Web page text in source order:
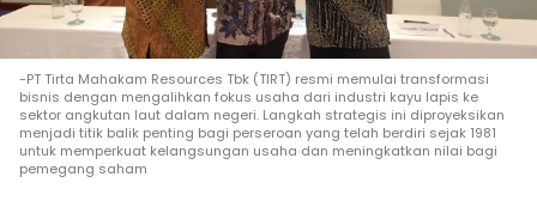
-PT Tirta Mahakam Resources Tbk (TIRT) resmi memulai transformasi
bisnis dengan mengalihkan fokus usaha dari industri kayu lapis ke
sektor angkutan laut dalam negeri. Langkah strategis ini diproyeksikan
menjadi titik balik penting bagi perseroan yang telah berdiri sejak 1981
untuk memperkuat kelangsungan usaha dan meningkatkan nilai bagi
pemegang saham